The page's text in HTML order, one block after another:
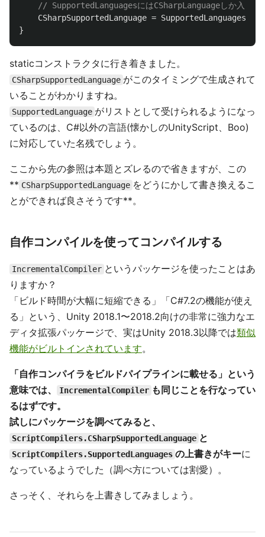
// SupportedLanguagesにはCSharpLanguageしか入って
CSharpSupportedLanguage = SupportedLanguages
}
staticコンストラクタに行き着きました。
CSharpSupportedLanguage がこのタイミングで生成されて
いることがわかりますね。
SupportedLanguage がリストとして受けられるようになっ
ているのは、C#以外の言語(懐かしのUnityScript、Boo)
に対応していた名残でしょう。
ここから先の参照は本題とズレるので省きますが、この
** CSharpSupportedLanguage をどうにかして書き換えるこ
とができれば良さそうです**。
自作コンパイルを使ってコンパイルする
IncrementalCompiler というパッケージを使ったことはあ
りますか？
「ビルド時間が大幅に短縮できる」「C#7.2の機能が使え
る」という、Unity 2018.1〜2018.2向けの非常に強力なエ
ディタ拡張パッケージで、実はUnity 2018.3以降では類似
機能がビルトインされています。
「自作コンパイラをビルドパイプラインに載せる」という
意味では、
IncrementalCompiler も同じことを行なってい
るはずです。
試しにパッケージを調べてみると、
ScriptCompilers.CSharpSupportedLanguage と
ScriptCompilers.SupportedLanguages の上書きがキーに
なっているようでした（調べ方については割愛）。
さっそく、それらを上書きしてみましょう。